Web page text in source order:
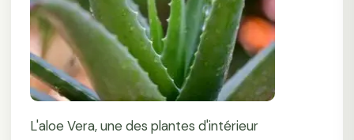
L'aloe Vera, une des plantes d'intérieur